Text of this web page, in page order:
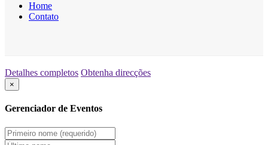
Home
Contato
Detalhes completos Obtenha direcções
×
Gerenciador de Eventos